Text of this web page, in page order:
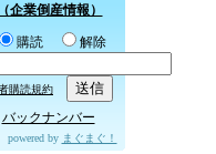
企業倒産情報）
購読 解除
購読規約
バックナンバー
powered by まぐまぐ！